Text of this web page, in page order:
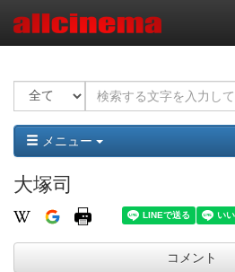
メニュー
大塚司
コメント